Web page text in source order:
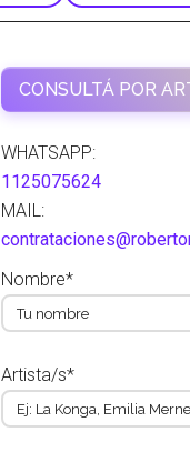
CONSULTÁ POR
WHATSAPP:
1125075624
MAIL:
Nombre*
Artista/s*